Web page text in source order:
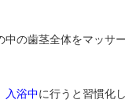
中の歯茎全体をマッサー
入浴中に行うと習慣化